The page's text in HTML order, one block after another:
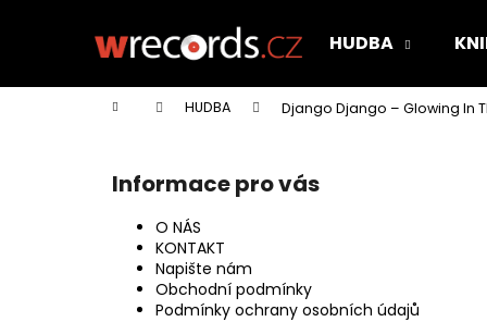
HUDBA
Domů HUDBA Django Django – Glowing In
Informace pro vás
O NÁS
KONTAKT
Napište nám
Obchodní podmínky
Podmínky ochrany osobních údajů
í
Zpět
do
Zpět
do